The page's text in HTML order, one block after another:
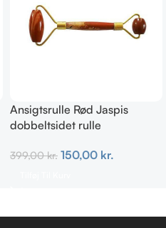
Ansigtsrulle Rød Jaspis
dobbeltsidet rulle
399,00kr. 150,00 kr.